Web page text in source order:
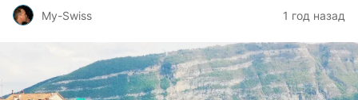
My-Swiss 1 год назад